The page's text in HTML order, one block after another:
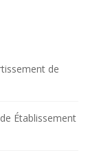
de
Établissement